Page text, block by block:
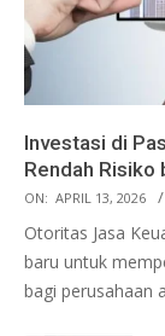
Investasi di
Rendah Risiko
ON: APRIL 13, 2026
Otoritas Jasa
baru untuk
bagi perusahaan